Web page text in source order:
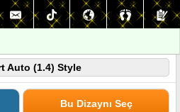
Auto (1.4) Style
Bu Dizaynı Seç